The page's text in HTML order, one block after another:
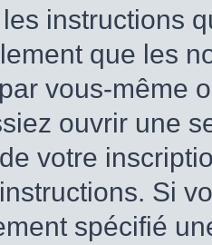
instructions
que les
vous-même
ouvrir une
votre
Si
spécifié